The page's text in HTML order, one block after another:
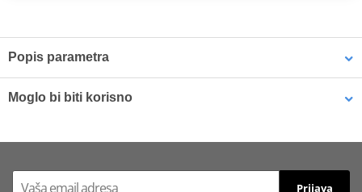
Popis parametra
Proizvođač
with the
following top
Moglo bi biti korisno
Prijava